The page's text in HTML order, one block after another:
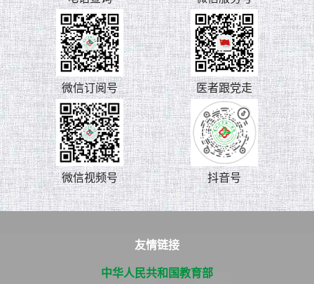
微信订阅号 医者跟党走
微信视频号 抖音号
友情链接
中华人民共和国教育部